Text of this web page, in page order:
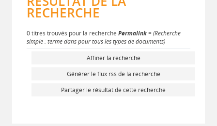
RECHERCHE
0 titres trouvés pour la recherche Permalink= (Recherche
simple : terme dans pour tous les types de documents)
Affiner la recherche
Générer le flux rss de la recherche
Partager le résultat de cette recherche